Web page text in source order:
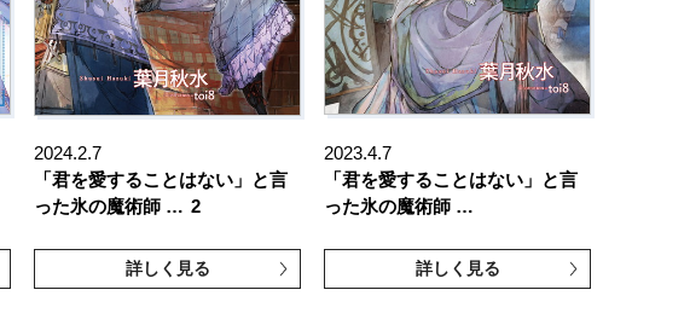
2024.2.7
「君を愛することはない」と言
った氷の魔術師 … 2
詳しく見る
2023.4.7
「君を愛することはない」と言
った氷の魔術師 …
詳しく見る